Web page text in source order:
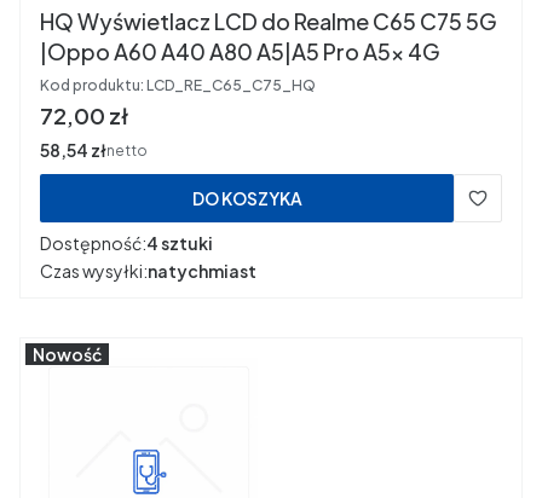
HQ Wyświetlacz LCD do Realme C65 C75 5G
|Oppo A60 A40 A80 A5|A5 Pro A5x 4G
Kod produktu: LCD_RE_C65_C75_HQ
Cena
72,00 zł
Cena
58,54 złnetto
DO KOSZYKA
Dostępność:4 sztuki
Czas wysyłki:natychmiast
Nowość